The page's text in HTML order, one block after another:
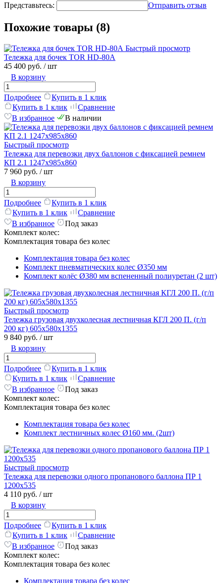
Представьтесь: Отправить отзыв
Похожие товары (8)
Быстрый просмотр
Тележка для бочек TOR HD-80A
45 400 руб. / шт
В корзину
Подробнее
Купить в 1 клик
Купить в 1 клик
Сравнение
В избранное
В наличии
Быстрый просмотр
Тележка для перевозки двух баллонов с фиксацией ремнем
КП 2.1 1247x985x860
7 960 руб. / шт
В корзину
Подробнее
Купить в 1 клик
Купить в 1 клик
Сравнение
В избранное
Под заказ
Комплект колес:
Комплектация товара без колес
Комплектация товара без колес
Комплект пневматических колес Ø350 мм
Комплект колёс Ø380 мм вспененный полиуретан (2 шт)
Быстрый просмотр
Тележка грузовая двухколесная лестничная КГЛ 200 П. (г/п
200 кг) 605х580х1355
9 840 руб. / шт
В корзину
Подробнее
Купить в 1 клик
Купить в 1 клик
Сравнение
В избранное
Под заказ
Комплект колес:
Комплектация товара без колес
Комплектация товара без колес
Комплект лестничных колес Ø160 мм. (2шт)
Быстрый просмотр
Тележка для перевозки одного пропанового баллона ПР 1
1200х535
4 110 руб. / шт
В корзину
Подробнее
Купить в 1 клик
Купить в 1 клик
Сравнение
В избранное
Под заказ
Комплект колес:
Комплектация товара без колес
Комплектация товара без колес